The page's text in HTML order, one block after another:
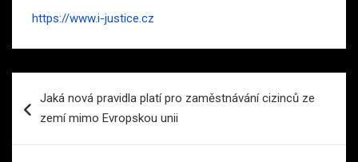
https://www.i-justice.cz
proJaká nová pravidla platí pro zaměstnávání cizinců ze
zemí mimo Evropskou unii